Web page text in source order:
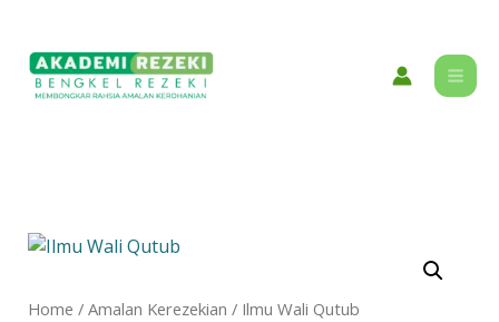
content
Home / Amalan Kerezekian / Ilmu Wali Qutub
Ilmu
Qutub